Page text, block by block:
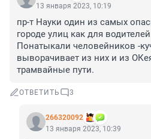
13 января 2023, 10:19
пр-т Науки один из самых
городе улиц как для
Понатыкали человейников -
выворачивает из них и из
трамвайные пути.
ОТВЕТИТЬ 3
266320092
13 января 2023, 10:39